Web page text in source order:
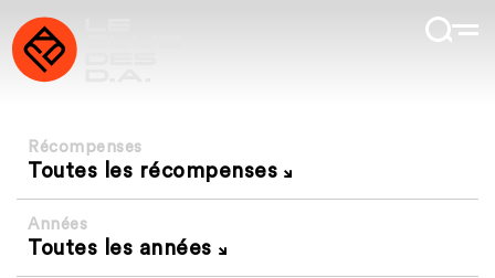
Récompenses
Toutes les récompenses
Années
Toutes les années